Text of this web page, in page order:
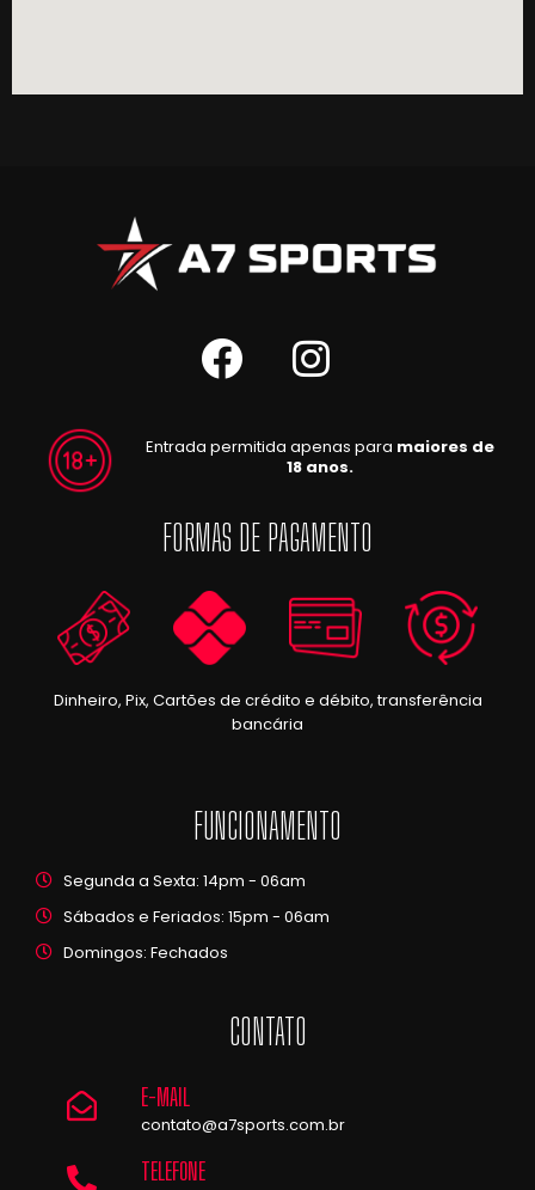
Entrada permitida apenas para maiores de
18 anos.
FORMAS DE PAGAMENTO
Dinheiro, Pix, Cartões de crédito e débito, transferência
bancária
FUNCIONAMENTO
Segunda a Sexta: 14pm - 06am
Sábados e Feriados: 15pm - 06am
Domingos: Fechados
CONTATO
E-MAIL
contato@a7sports.com.br
TELEFONE